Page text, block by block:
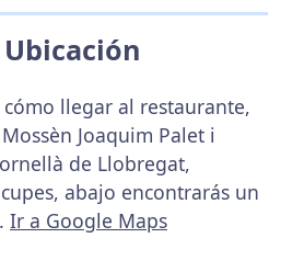
llegar al restaurante,
Joaquim Palet i
de Llobregat,
abajo encontrarás un
Ir a Google Maps